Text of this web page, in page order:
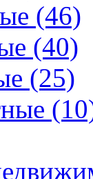
(46)
(40)
(25)